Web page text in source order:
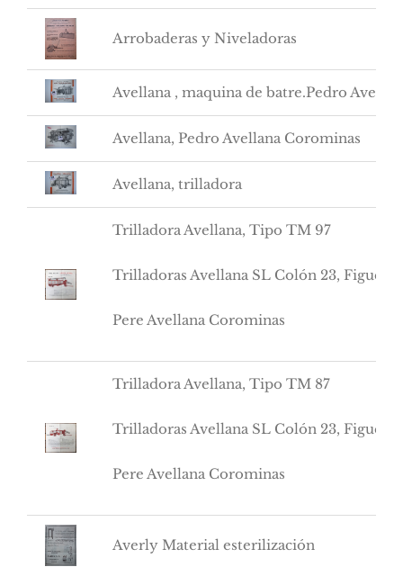
Arrobaderas y Niveladoras
Avellana , maquina de batre.Pedro
Avellana, Pedro Avellana Corominas
Avellana, trilladora
Trilladora Avellana, Tipo TM 97
Trilladoras Avellana SL Colón 23,
Pere Avellana Corominas
Trilladora Avellana, Tipo TM 87
Trilladoras Avellana SL Colón 23,
Pere Avellana Corominas
Averly Material esterilización